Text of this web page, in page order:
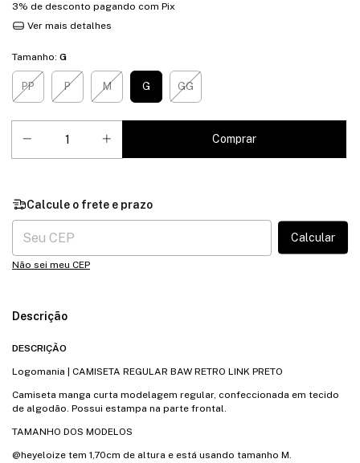
3% de desconto pagando com Pix
Ver mais detalhes
Tamanho: G
PP P M G GG
Entregas para o CEP:
Calcular
Não sei meu CEP
Descrição
DESCRIÇÃO
Logomania | CAMISETA REGULAR BAW RETRO LINK PRETO
Camiseta manga curta modelagem regular, confeccionada em tecido
de algodão. Possui estampa na parte frontal.
TAMANHO DOS MODELOS
@heyeloize tem 1,70cm de altura e está usando tamanho M.